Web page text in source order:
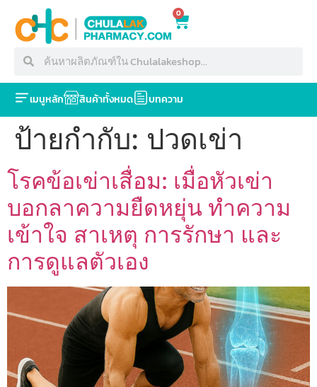
0
เมนูหลัก สินค้าทั้งหมด บทความ
ป้ายกำกับ: ปวดเข่า
โรคข้อเข่าเสื่อม: เมื่อหัวเข่า
บอกลาความยืดหยุ่น ทำความ
เข้าใจ สาเหตุ การรักษา และ
การดูแลตัวเอง